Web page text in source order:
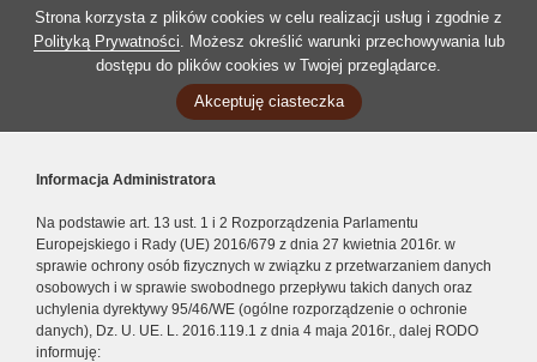
Strona korzysta z plików cookies w celu realizacji usług i zgodnie z
Polityką Prywatności. Możesz określić warunki przechowywania lub
dostępu do plików cookies w Twojej przeglądarce.
Akceptuję ciasteczka
Informacja Administratora
Na podstawie art. 13 ust. 1 i 2 Rozporządzenia Parlamentu
Europejskiego i Rady (UE) 2016/679 z dnia 27 kwietnia 2016r. w
sprawie ochrony osób fizycznych w związku z przetwarzaniem danych
osobowych i w sprawie swobodnego przepływu takich danych oraz
uchylenia dyrektywy 95/46/WE (ogólne rozporządzenie o ochronie
danych), Dz. U. UE. L. 2016.119.1 z dnia 4 maja 2016r., dalej RODO
informuję: